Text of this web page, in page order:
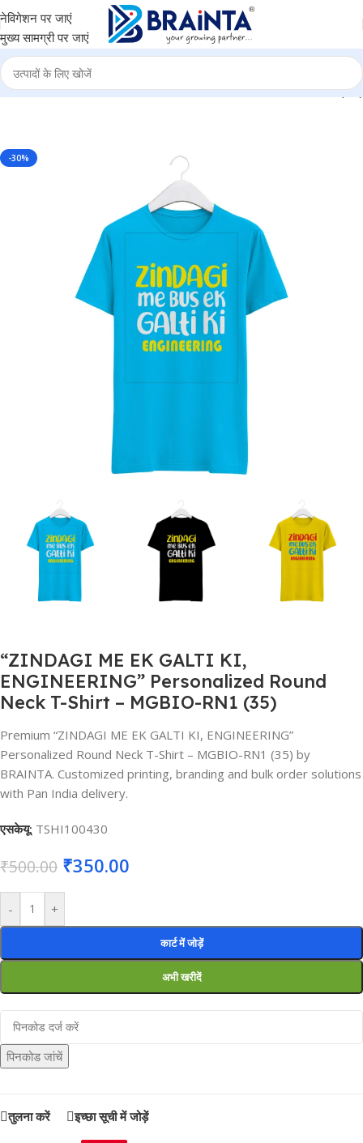
नेविगेशन पर जाएं
मुख्य सामग्री पर जाएं
Personalized Round Neck T-Shirt – MGBIO-RN1 (35)
-30%
“ZINDAGI ME EK GALTI KI,
ENGINEERING” Personalized Round
Neck T-Shirt – MGBIO-RN1 (35)
Premium “ZINDAGI ME EK GALTI KI, ENGINEERING”
Personalized Round Neck T-Shirt – MGBIO-RN1 (35) by
BRAINTA. Customized printing, branding and bulk order solutions
with Pan India delivery.
एसकेयू: TSHI100430
₹500.00 ₹350.00
- +
कार्ट में जोड़ें
अभी खरीदें
पिनकोड जांचें
तुलना करें इच्छा सूची में जोड़ें